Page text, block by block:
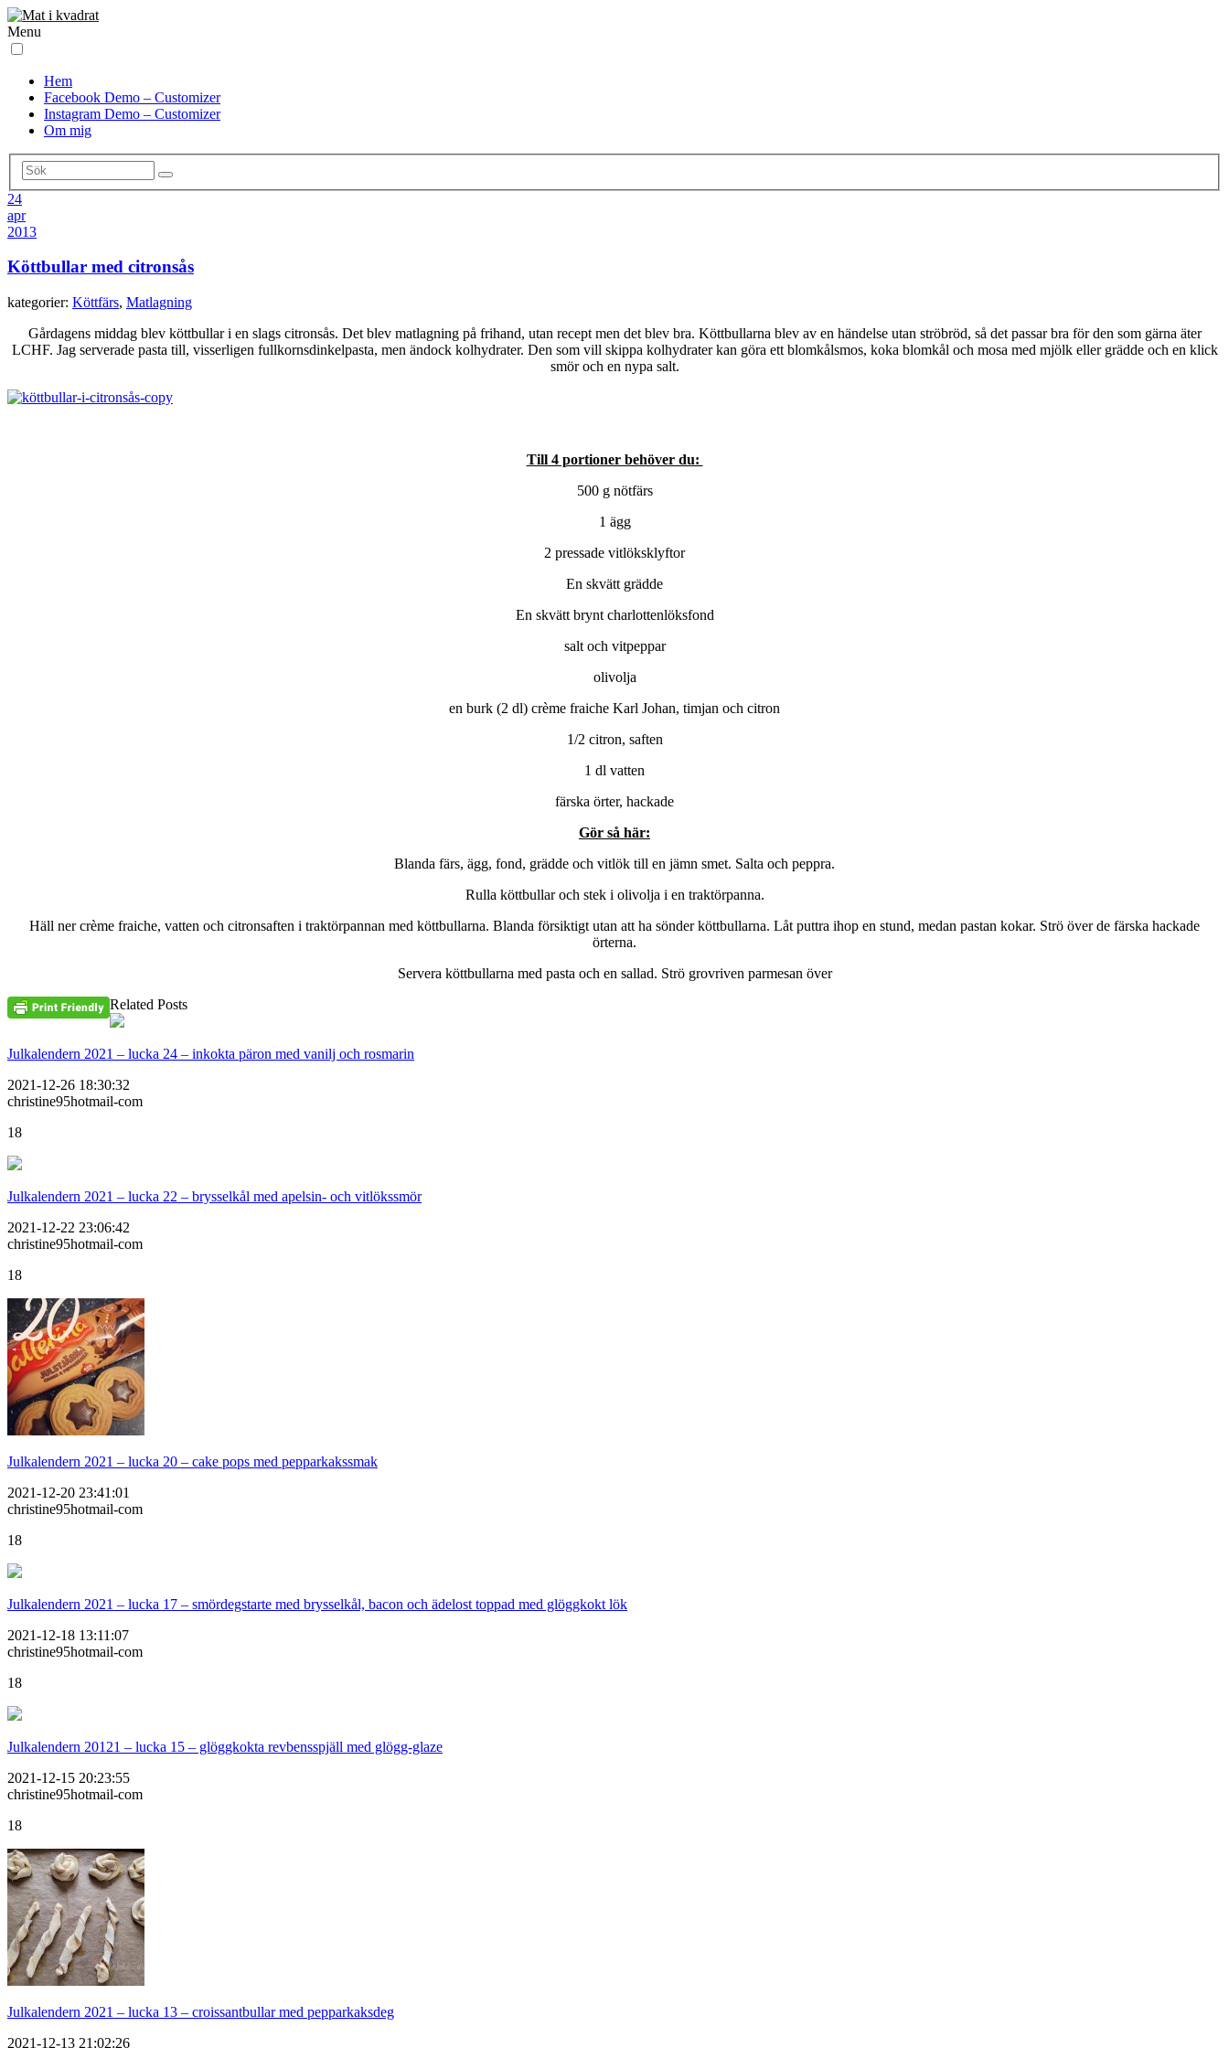
Menu
Hem
Facebook Demo – Customizer
Instagram Demo – Customizer
Om mig
24
apr
2013
Köttbullar med citronsås
kategorier: Köttfärs, Matlagning
Gårdagens middag blev köttbullar i en slags citronsås. Det blev matlagning på frihand, utan recept men det blev bra. Köttbullarna blev av en händelse utan ströbröd, så det passar bra för den som gärna äter
LCHF. Jag serverade pasta till, visserligen fullkornsdinkelpasta, men ändock kolhydrater. Den som vill skippa kolhydrater kan göra ett blomkålsmos, koka blomkål och mosa med mjölk eller grädde och en klick
smör och en nypa salt.
Till 4 portioner behöver du:
500 g nötfärs
1 ägg
2 pressade vitlöksklyftor
En skvätt grädde
En skvätt brynt charlottenlöksfond
salt och vitpeppar
olivolja
en burk (2 dl) crème fraiche Karl Johan, timjan och citron
1/2 citron, saften
1 dl vatten
färska örter, hackade
Gör så här:
Blanda färs, ägg, fond, grädde och vitlök till en jämn smet. Salta och peppra.
Rulla köttbullar och stek i olivolja i en traktörpanna.
Häll ner crème fraiche, vatten och citronsaften i traktörpannan med köttbullarna. Blanda försiktigt utan att ha sönder köttbullarna. Låt puttra ihop en stund, medan pastan kokar. Strö över de färska hackade
örterna.
Servera köttbullarna med pasta och en sallad. Strö grovriven parmesan över
Related Posts
Julkalendern 2021 – lucka 24 – inkokta päron med vanilj och rosmarin
2021-12-26 18:30:32
christine95hotmail-com
18
Julkalendern 2021 – lucka 22 – brysselkål med apelsin- och vitlökssmör
2021-12-22 23:06:42
christine95hotmail-com
18
Julkalendern 2021 – lucka 20 – cake pops med pepparkakssmak
2021-12-20 23:41:01
christine95hotmail-com
18
Julkalendern 2021 – lucka 17 – smördegstarte med brysselkål, bacon och ädelost toppad med glöggkokt lök
2021-12-18 13:11:07
christine95hotmail-com
18
Julkalendern 20121 – lucka 15 – glöggkokta revbensspjäll med glögg-glaze
2021-12-15 20:23:55
christine95hotmail-com
18
Julkalendern 2021 – lucka 13 – croissantbullar med pepparkaksdeg
2021-12-13 21:02:26